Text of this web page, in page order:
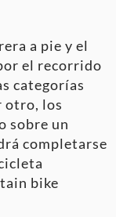
a pie y el
el recorrido
categorías
otro, los
sobre un
completarse
bike